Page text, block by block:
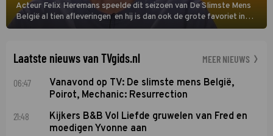
Acteur Felix Heremans speelde dit seizoen van De Slimste Mens
België al tien afleveringen en hij is dan ook de grote favoriet in
deze seizoensfinale. En er is Nederlandse inbreng, want komiek
Laatste nieuws van TVgids.nl MEER NIEUWS
06:47
Vanavond op TV: De slimste mens België,
Poirot, Mechanic: Resurrection
21:48
Kijkers B&B Vol Liefde gruwelen van Fred en
moedigen Yvonne aan